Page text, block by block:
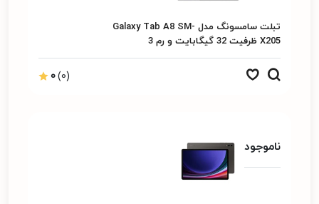
تبلت سامسونگ مدل Galaxy Tab A8 SM-
X205 ظرفیت 32 گیگابایت و رم 3
گیگابایت
0(0)
ناموجود